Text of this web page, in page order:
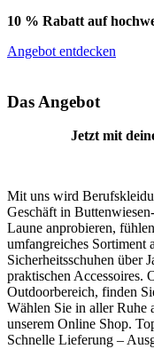
10 % Rabatt auf
Angebot entdecken
Das Angebot
Jetzt mit
Mit uns wird
Geschäft in
Laune anprobieren,
umfangreiches Sortiment
Sicherheitsschuhen über
praktischen Accessoires.
Outdoorbereich, finden
Wählen Sie in aller Ruhe
unserem Online Shop.
Schnelle Lieferung –